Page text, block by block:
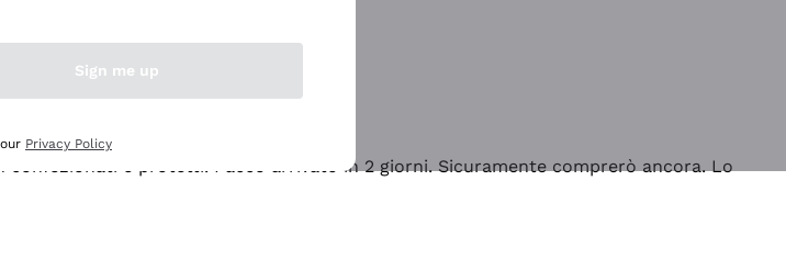
e protetti. Pacco arrivato in 2 giorni. Sicuramente comprerò ancora. Lo
Sign me up
Privacy Policy